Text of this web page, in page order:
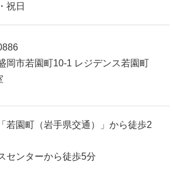
祝日
岡市若園町10-1 レジデンス若園町
若園町（岩手県交通）」から徒歩2
センターから徒歩5分